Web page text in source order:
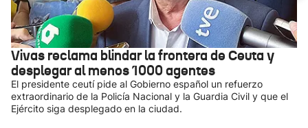
Vivas reclama blindar la frontera de Ceuta y
desplegar al menos 1000 agentes
El presidente ceutí pide al Gobierno español un refuerzo
extraordinario de la Policía Nacional y la Guardia Civil y que el
Ejército siga desplegado en la ciudad.